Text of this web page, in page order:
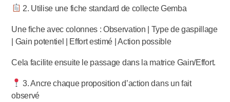
2. Utilise une fiche standard de collecte Gemba
Une fiche avec colonnes : Observation | Type de gaspillage
| Gain potentiel | Effort estimé | Action possible
Cela facilite ensuite le passage dans la matrice Gain/Effort.
3. Ancre chaque proposition d’action dans un fait
observé